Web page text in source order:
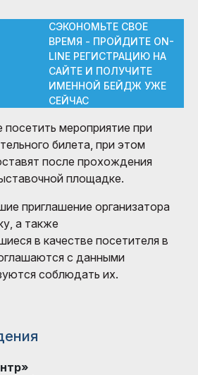
СЭКОНОМЬТЕ СВОЕ
ВРЕМЯ - ПРОЙДИТЕ ON-
LINE РЕГИСТРАЦИЮ НА
САЙТЕ И ПОЛУЧИТЕ
ИМЕННОЙ БЕЙДЖ УЖЕ
СЕЙЧАС
мероприятие при
билета, при этом
после прохождения
площадке.
приглашение организатора
а также
в качестве посетителя в
с данными
соблюдать их.